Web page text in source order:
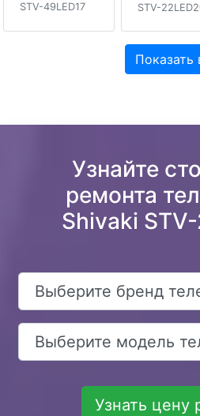
STV-49LED17 STV-
Показать
Узнайте
ремонта
Shivaki
Узнать цену